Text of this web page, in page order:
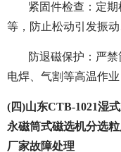
紧固件检查：定
等，防止松动引发振动
防退磁保护：严
电焊、气割等高温作
(四)山东CTB-1021湿
永磁筒式磁选机分选
厂家故障处理